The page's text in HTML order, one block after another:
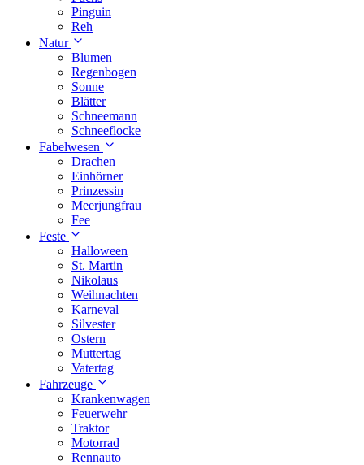
Pinguin
Reh
Natur
Blumen
Regenbogen
Sonne
Blätter
Schneemann
Schneeflocke
Fabelwesen
Drachen
Einhörner
Prinzessin
Meerjungfrau
Fee
Feste
Halloween
St. Martin
Nikolaus
Weihnachten
Karneval
Silvester
Ostern
Muttertag
Vatertag
Fahrzeuge
Krankenwagen
Feuerwehr
Traktor
Motorrad
Rennauto